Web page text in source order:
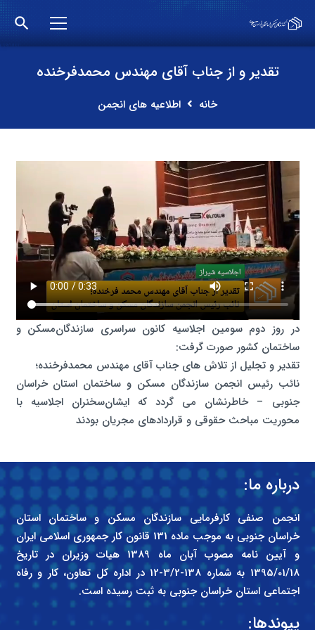
search
تقدیر و از جناب آقای مهندس محمد‌فرخنده
خانه اطلاعیه های انجمن
در روز دوم سومین اجلاسیه کانون سراسری سازندگان‌مسکن و
ساختمان کشور صورت گرفت:
تقدیر و تجلیل از تلاش های جناب آقای مهندس محمد‌فرخنده؛
نائب رئیس انجمن سازندگان مسکن و ساختمان استان خراسان
جنوبی – خاطرنشان می گردد که ایشان‌سخنران اجلاسیه با
محوریت مباحث حقوقی و قراردادهای مجریان بودند
درباره ما:
انجمن صنفی کارفرمایی سازندگان مسکن و ساختمان استان
خراسان جنوبی به موجب ماده 131 قانون کار جمهوری اسلامی ایران
و آیین نامه مصوب آبان ماه 1389 هیات وزیران در تاریخ
1395/01/18 به شماره 138-3/2-12 در اداره کل تعاون، کار و رفاه
اجتماعی استان خراسان جنوبی به ثبت رسیده است.
پیوندها: